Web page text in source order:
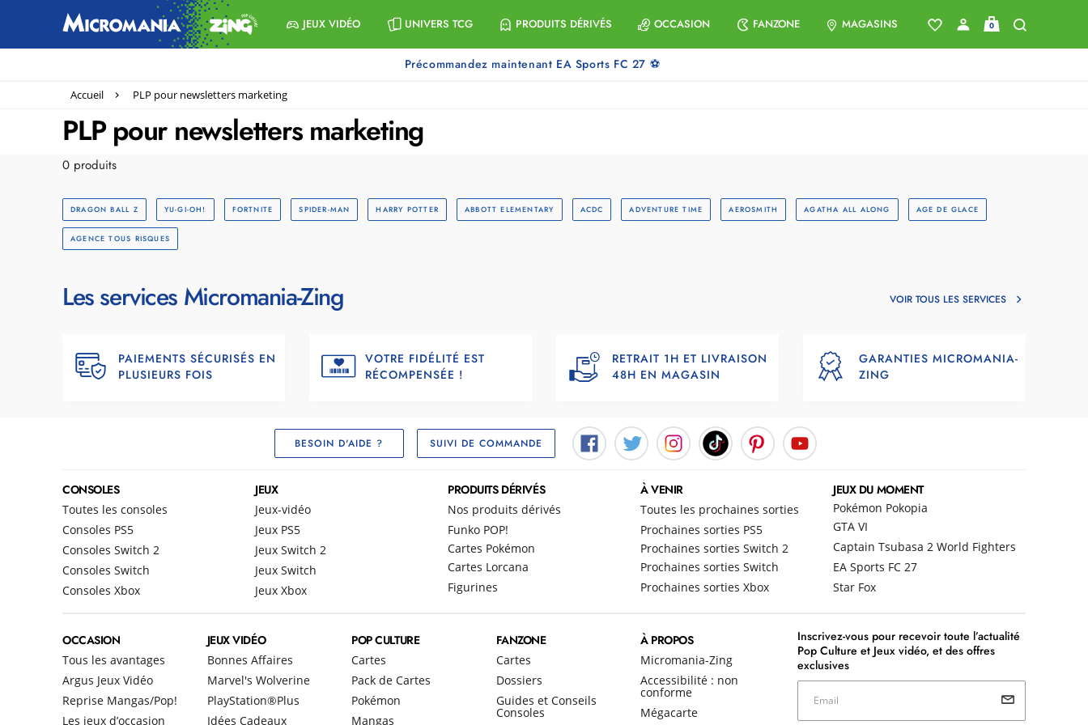
JEUX VIDÉO UNIVERS TCG PRODUITS DÉRIVÉS OCCASION FANZONE MAGASINS 0
Précommandez maintenant EA Sports FC 27 ⚽
Accueil PLP pour newsletters marketing
PLP pour newsletters marketing
0 produits
DRAGON BALL Z YU-GI-OH! FORTNITE SPIDER-MAN HARRY POTTER ABBOTT ELEMENTARY ACDC ADVENTURE TIME AEROSMITH AGATHA ALL ALONG AGE DE GLACE
AGENCE TOUS RISQUES
Les services Micromania-Zing VOIR TOUS LES SERVICES
PAIEMENTS SÉCURISÉS EN
PLUSIEURS FOIS
VOTRE FIDÉLITÉ EST
RÉCOMPENSÉE !
RETRAIT 1H ET LIVRAISON
48H EN MAGASIN
GARANTIES MICROMANIA-
ZING
BESOIN D'AIDE ? SUIVI DE COMMANDE
CONSOLES
Toutes les consoles
Consoles PS5
Consoles Switch 2
Consoles Switch
Consoles Xbox
JEUX
Jeux-vidéo
Jeux PS5
Jeux Switch 2
Jeux Switch
Jeux Xbox
PRODUITS DÉRIVÉS
Nos produits dérivés
Funko POP!
Cartes Pokémon
Cartes Lorcana
Figurines
À VENIR
Toutes les prochaines sorties
Prochaines sorties PS5
Prochaines sorties Switch 2
Prochaines sorties Switch
Prochaines sorties Xbox
JEUX DU MOMENT
Pokémon Pokopia
GTA VI
Captain Tsubasa 2 World Fighters
EA Sports FC 27
Star Fox
OCCASION
Tous les avantages
Argus Jeux Vidéo
Reprise Mangas/Pop!
Les jeux d’occasion
JEUX VIDÉO
Bonnes Affaires
Marvel's Wolverine
PlayStation®Plus
Idées Cadeaux
POP CULTURE
Cartes
Pack de Cartes
Pokémon
Mangas
FANZONE
Cartes
Dossiers
Guides et Conseils
Consoles
À PROPOS
Micromania-Zing
Accessibilité : non
conforme
Mégacarte
Inscrivez-vous pour recevoir toute l’actualité
Pop Culture et Jeux vidéo, et des offres
exclusives
Email